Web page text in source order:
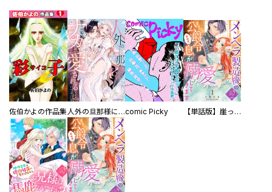
佐伯かよの作品集 人外の旦那様に娶られ毎晩ナカまで愛される…。アンソロジーcomic Picky 【単話版】崖っぷち令嬢ですが、意地と策略で幸せになります！シリーズ